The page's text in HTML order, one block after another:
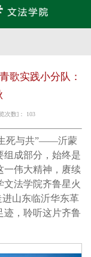
歌实践小分队：
次数]： 103
死与共”——沂蒙
组成部分，始终是
一伟大精神，赓续
文法学院齐鲁星火
进山东临沂华东革
迹，聆听这片齐鲁